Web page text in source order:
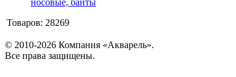
Товаров: 28269
© 2010-2026 Компания «Акварель».
Все права защищены.